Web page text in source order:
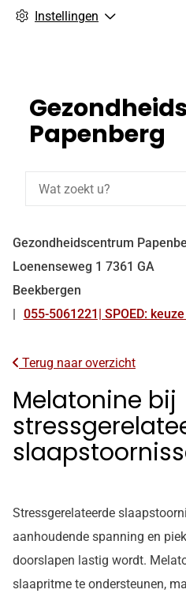
Instellingen
Papenberg
Gezondheidscentrum
Loenenseweg 1 7361 GA
Beekbergen
Tel:
055-5061221| SPOED: keuze
Terug naar overzicht
Melatonine bij
Stressgerelateerde
aanhoudende spanning en
doorslapen lastig wordt.
slaapritme te ondersteunen,